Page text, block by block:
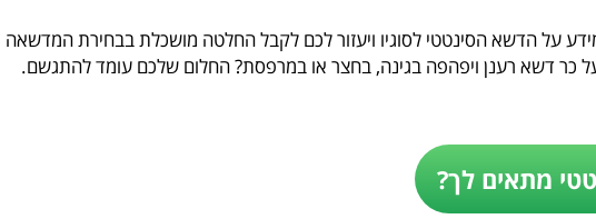
על הדשא הסינטטי לסוגיו ויעזור לכם לקבל החלטה מושכלת בבחירת המדשאה
כר דשא רענן ויפהפה בגינה, בחצר או במרפסת? החלום שלכם עומד להתגשם.
מתאים לך?